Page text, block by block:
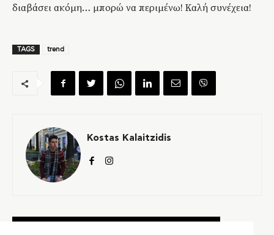
διαβάσει ακόμη… μπορώ να περιμένω! Καλή συνέχεια!
TAGS trend
Kostas Kalaitzidis